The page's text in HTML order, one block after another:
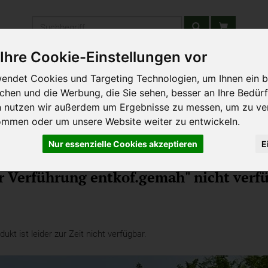
Cookie-Einstellungen vor
Cookies und Targeting Technologien, um Ihnen ein
und die Werbung, die Sie sehen, besser an Ihre
nutzen wir außerdem um Ergebnisse zu messen, um zu
oder um unsere Website weiter zu entwickeln.
Nur essenzielle Cookies akzeptieren
& Schulen Liefergebiet Wochenmarkt Unsere
Kaffee
Verführung entkof.gemah" nicht
ist leider zur Zeit nicht verfügbar.